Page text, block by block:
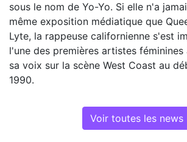
sous le nom de Yo-Yo. Si elle n'a
même exposition médiatique que
Lyte, la rappeuse californienne s'est
l'une des premières artistes
sa voix sur la scène West Coast au
1990.
Voir toutes les news